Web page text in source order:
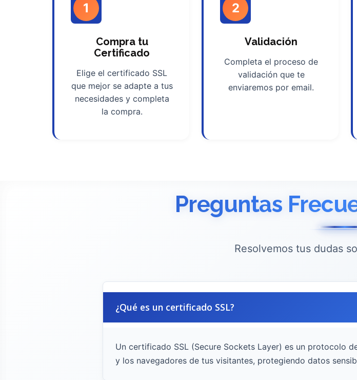
1
Compra tu
Certificado
Elige el certificado SSL
que mejor se adapte a tus
necesidades y completa
la compra.
2
Validación
Completa el proceso de
validación que te
enviaremos por email.
Preguntas
Resolvemos tus dudas
¿Qué es un certificado SSL?
Un certificado SSL (Secure Sockets Layer) es un protocolo
y los navegadores de tus visitantes, protegiendo datos